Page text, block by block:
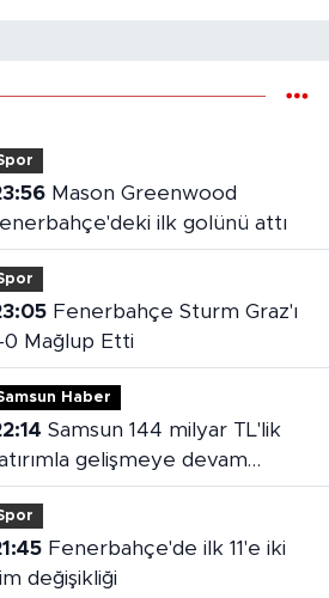
Mason Greenwood
ilk golünü attı
Fenerbahçe Sturm Graz'ı
0 Mağlup Etti
Haber
gelişmeye devam
Fenerbahçe'de ilk 11'e iki
değişikliği